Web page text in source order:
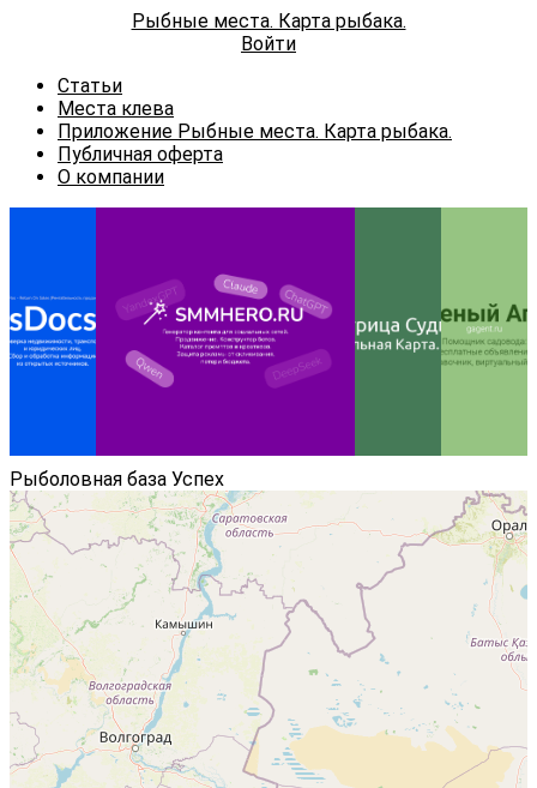
Рыбные места. Карта рыбака.
Войти
Статьи
Места клева
Приложение Рыбные места. Карта рыбака.
Публичная оферта
О компании
Рыболовная база Успех